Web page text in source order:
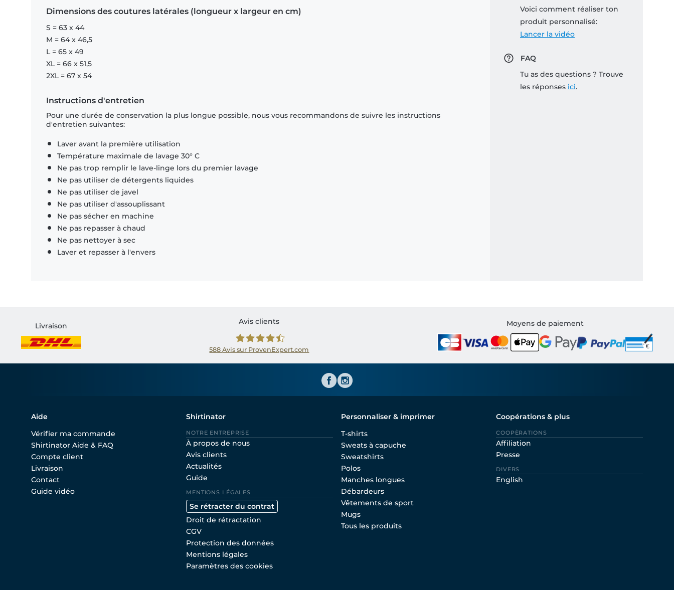
Dimensions des coutures latérales (longueur x largeur en cm)
S = 63 x 44
M = 64 x 46,5
L = 65 x 49
XL = 66 x 51,5
2XL = 67 x 54
Instructions d'entretien
Pour une durée de conservation la plus longue possible, nous vous recommandons de suivre les instructions
d'entretien suivantes:
Laver avant la première utilisation
Température maximale de lavage 30° C
Ne pas trop remplir le lave-linge lors du premier lavage
Ne pas utiliser de détergents liquides
Ne pas utiliser de javel
Ne pas utiliser d'assouplissant
Ne pas sécher en machine
Ne pas repasser à chaud
Ne pas nettoyer à sec
Laver et repasser à l'envers
Voici comment réaliser ton
produit personnalisé:
Lancer la vidéo
FAQ
Tu as des questions ? Trouve
les réponses ici.
Livraison
Avis clients
588Avis sur ProvenExpert.com
Moyens de paiement
Aide
Vérifier ma commande
Shirtinator Aide & FAQ
Compte client
Livraison
Contact
Guide vidéo
Shirtinator
NOTRE ENTREPRISE
À propos de nous
Avis clients
Actualités
Guide
MENTIONS LÉGALES
Se rétracter du contrat
Droit de rétractation
CGV
Protection des données
Mentions légales
Paramètres des cookies
Personnaliser & imprimer
T-shirts
Sweats à capuche
Sweatshirts
Polos
Manches longues
Débardeurs
Vêtements de sport
Mugs
Tous les produits
Coopérations & plus
COOPÈRATIONS
Affiliation
Presse
DIVERS
English